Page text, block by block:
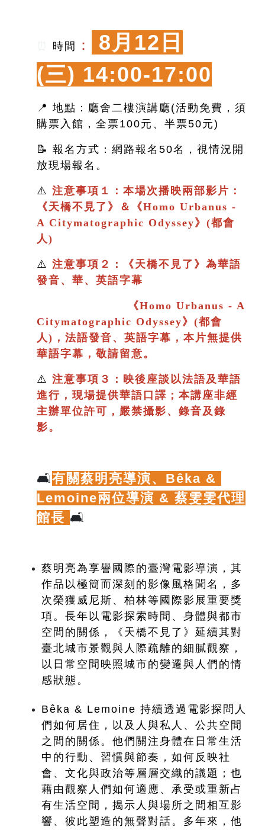
時間 ：
8月12日
(三) 14:00-17:00
📍 地點：廳舍二樓演講廳(活動免費，須
購票入館，全票100元、半票50元)
📝 報名方式：網路報名50名，視情況開
放現場報名。
⚠️ 注意事項１：本場次播映兩部影片：
《天橋不見了 》＆ 《Homo Urbanus -
A Citymatographic Odyssey》(都會
人)
⚠️ 注意事項２： 《天橋不見了 》 為華語
發音、華、英語字幕
《Homo Urbanus - A
Citymatographic Odyssey》(都會
人)，法語發音、英語字幕，本片無提供
華語字幕，敬請留意。
⚠️ 注意事項３：映後座談以法語及華語
進行 ，現場提供華語口譯； 本講座非經
主辦單位許可，嚴禁攝影、錄音及錄
影。
🛋️有關蔡明亮導演、 Bêka &
Lemoine兩位導演 & 蔡雯雯代理
館長 🛋️
蔡明亮為享譽國際的臺灣電影導演，其
作品以極簡而深刻的影像風格聞名，多
次榮獲威尼斯、柏林等國際影展重要獎
項。長年以電影探索時間、身體與都市
空間的關係，《天橋不見了》延續其對
臺北城市景觀與人際疏離的細膩觀察，
以日常空間映照城市的變遷與人們的情
感狀態。
Bêka & Lemoine 持續透過電影探問人
們如何居住，以及人與私人、公共空間
之間的關係。他們關注身體在日常生活
中的行動、習慣與節奏，如何反映社
會、文化與政治等層層交織的議題；也
藉由觀察人們如何適應、承受或重新占
有生活空間，揭示人與場所之間相互影
響、彼此塑造的無聲對話。多年來，他